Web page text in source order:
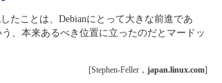
たことは、Debianにとって大きな前進であ
、本来あるべき位置に立ったのだとマードッ
[Stephen-Feller， japan.linux.com]